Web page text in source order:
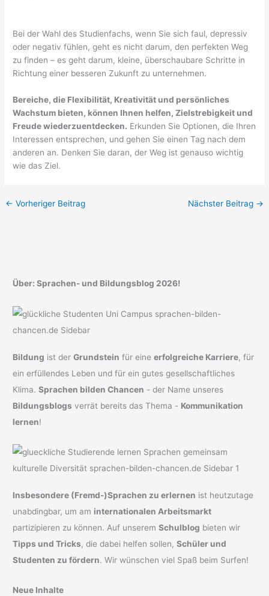
Bei der Wahl des Studienfachs, wenn Sie sich faul, depressiv
oder negativ fühlen, geht es nicht darum, den perfekten Weg
zu finden – es geht darum, kleine, überschaubare Schritte in
Richtung einer besseren Zukunft zu unternehmen.
Bereiche, die Flexibilität, Kreativität und persönliches
Wachstum bieten, können Ihnen helfen, Zielstrebigkeit und
Freude wiederzuentdecken. Erkunden Sie Optionen, die Ihren
Interessen entsprechen, und gehen Sie einen Tag nach dem
anderen an. Denken Sie daran, der Weg ist genauso wichtig
wie das Ziel.
← Vorheriger Beitrag Nächster Beitrag →
Über: Sprachen- und Bildungsblog 2026!
Bildung ist derGrundstein für eineerfolgreiche Karriere, für
ein erfüllendes Leben und für ein gutes gesellschaftliches
Klima.Sprachen bilden Chancen - der Name unseres
Bildungsblogs verrät bereits das Thema - Kommunikation
lernen!
Insbesondere (Fremd-)Sprachen zu erlernen ist heutzutage
unabdingbar, um am internationalen Arbeitsmarkt
partizipieren zu können. Auf unseremSchulblog bieten wir
Tipps und Tricks, die dabei helfen sollen,Schüler und
Studenten zu fördern. Wir wünschen viel Spaß beim Surfen!
Neue Inhalte